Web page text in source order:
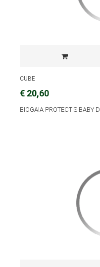
CUBE
€ 20,60
BIOGAIA PROTECTIS BABY